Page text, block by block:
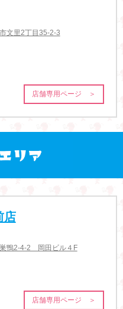
文里2丁目35-2-3
店舗専用ページ ＞
店
鴨2-4-2 岡田ビル４F
店舗専用ページ ＞